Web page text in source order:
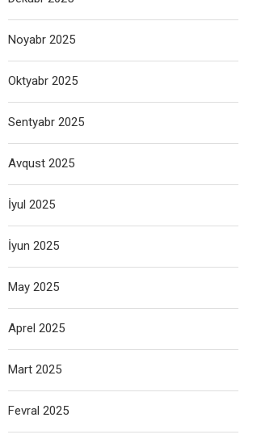
Noyabr 2025
Oktyabr 2025
Sentyabr 2025
Avqust 2025
İyul 2025
İyun 2025
May 2025
Aprel 2025
Mart 2025
Fevral 2025